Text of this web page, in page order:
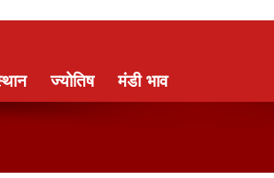
ज्योतिष मंडी भाव